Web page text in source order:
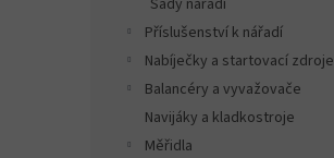
Sady nářadí
Příslušenství k nářadí
Nabíječky a startovací zdroje
Balancéry a vyvažovače
Navijáky a kladkostroje
Měřidla